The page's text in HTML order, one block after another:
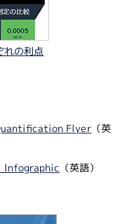
れの利点
Flyer （英
Infographic （英語）